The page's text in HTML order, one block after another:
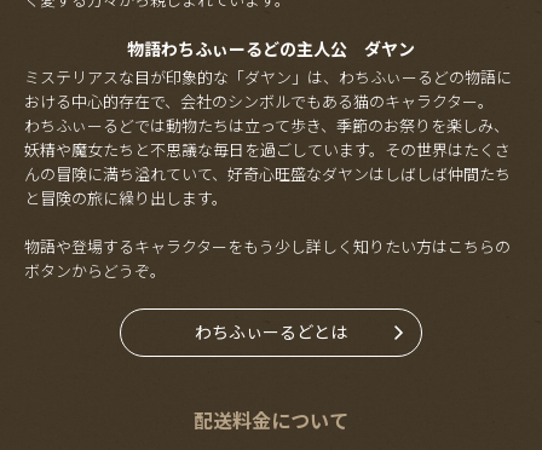
物語わちふぃーるどの主人公 ダヤン
ミステリアスな目が印象的な「ダヤン」は、わちふぃーるどの物語に
おける中心的存在で、会社のシンボルでもある猫のキャラクター。
わちふぃーるどでは動物たちは立って歩き、季節のお祭りを楽しみ、
妖精や魔女たちと不思議な毎日を過ごしています。その世界はたくさ
んの冒険に満ち溢れていて、好奇心旺盛なダヤンはしばしば仲間たち
と冒険の旅に繰り出します。
物語や登場するキャラクターをもう少し詳しく知りたい方はこちらの
ボタンからどうぞ。
わちふぃーるどとは
配送料金について